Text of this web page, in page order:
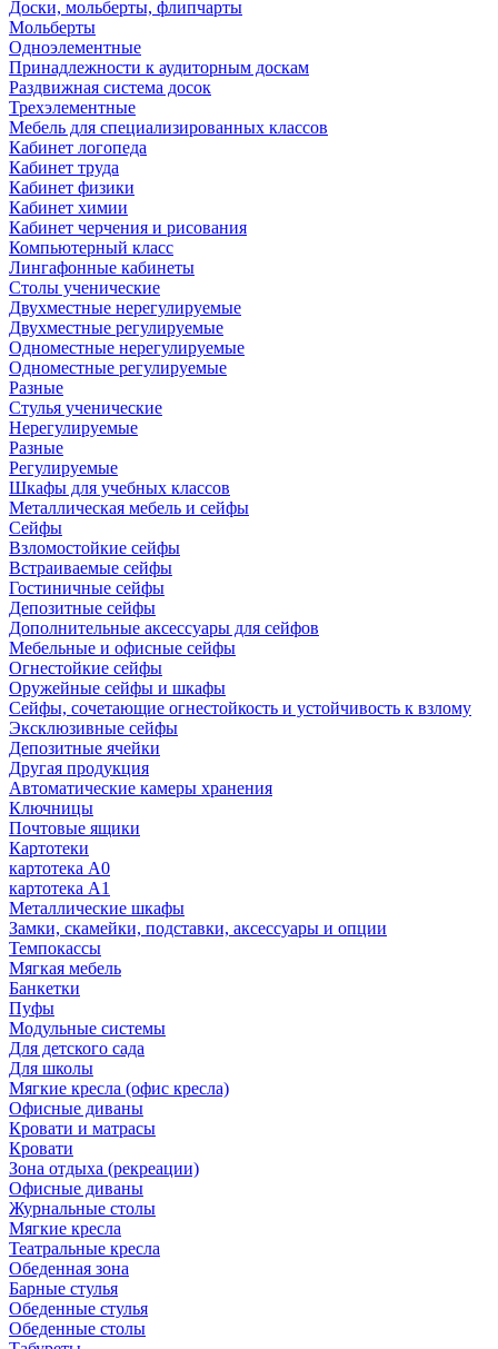
Доски, мольберты, флипчарты
Мольберты
Одноэлементные
Принадлежности к аудиторным доскам
Раздвижная система досок
Трехэлементные
Мебель для специализированных классов
Кабинет логопеда
Кабинет труда
Кабинет физики
Кабинет химии
Кабинет черчения и рисования
Компьютерный класс
Лингафонные кабинеты
Столы ученические
Двухместные нерегулируемые
Двухместные регулируемые
Одноместные нерегулируемые
Одноместные регулируемые
Разные
Стулья ученические
Нерегулируемые
Разные
Регулируемые
Шкафы для учебных классов
Металлическая мебель и сейфы
Сейфы
Взломостойкие сейфы
Встраиваемые сейфы
Гостиничные сейфы
Депозитные сейфы
Дополнительные аксессуары для сейфов
Мебельные и офисные сейфы
Огнестойкие сейфы
Оружейные сейфы и шкафы
Сейфы, сочетающие огнестойкость и устойчивость к взлому
Эксклюзивные сейфы
Депозитные ячейки
Другая продукция
Автоматические камеры хранения
Ключницы
Почтовые ящики
Картотеки
картотека А0
картотека А1
Металлические шкафы
Замки, скамейки, подставки, аксессуары и опции
Темпокассы
Мягкая мебель
Банкетки
Пуфы
Модульные системы
Для детского сада
Для школы
Мягкие кресла (офис кресла)
Офисные диваны
Кровати и матрасы
Кровати
Зона отдыха (рекреации)
Офисные диваны
Журнальные столы
Мягкие кресла
Театральные кресла
Обеденная зона
Барные стулья
Обеденные стулья
Обеденные столы